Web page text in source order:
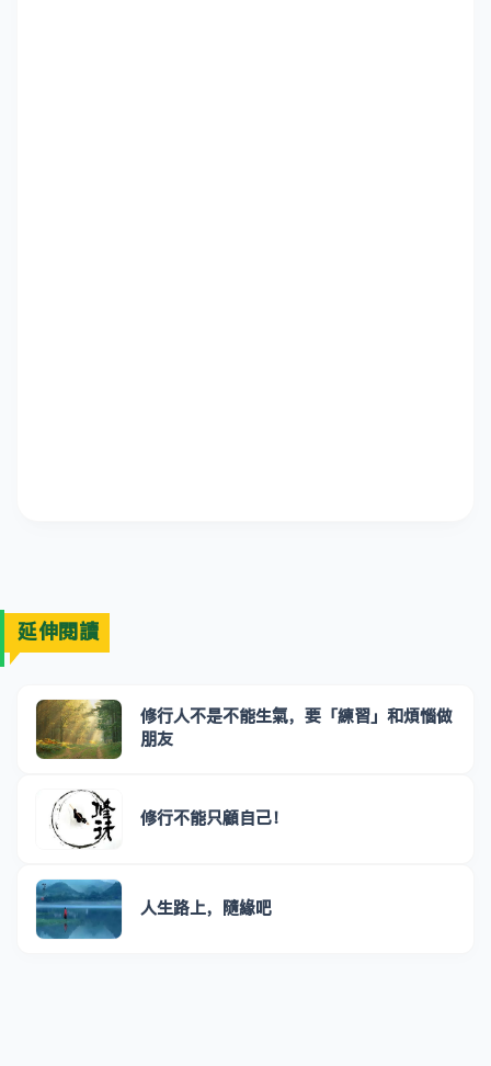
延伸閱讀
修行人不是不能生氣，要「練習」和煩惱做
朋友
修行不能只顧自己！
人生路上，隨緣吧